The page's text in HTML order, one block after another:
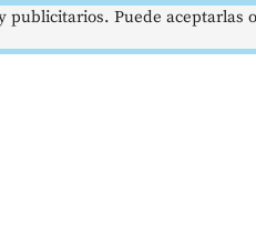
Puede aceptarlas